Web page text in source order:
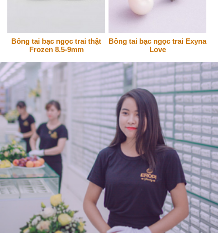
Bông tai bạc ngọc trai thật
Frozen 8.5-9mm
Bông tai bạc ngọc trai Exyna
Love